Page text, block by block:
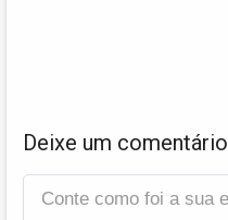
Deixe um comentário